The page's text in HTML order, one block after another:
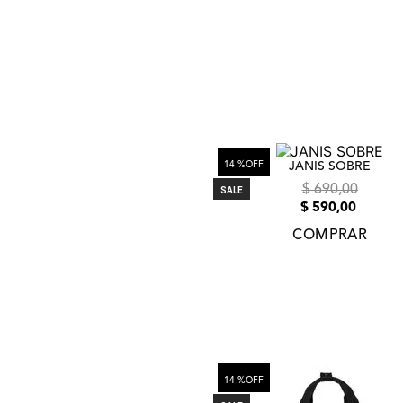
JANIS SOBRE
SALE
14 %OFF
$ 690,00
$ 590,00
COMPRAR
14 %OFF